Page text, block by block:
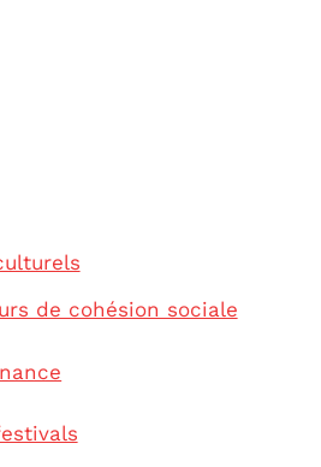
de cohésion sociale